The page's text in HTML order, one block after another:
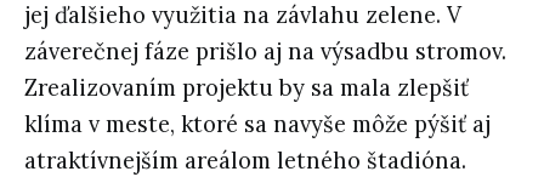
jej ďalšieho využitia na závlahu zelene. V
záverečnej fáze prišlo aj na výsadbu stromov.
Zrealizovaním projektu by sa mala zlepšiť
klíma v meste, ktoré sa navyše môže pýšiť aj
atraktívnejším areálom letného štadióna.